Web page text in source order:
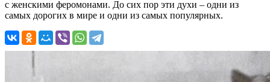
с женскими феромонами. До сих пор эти духи – одни из
самых дорогих в мире и одни из самых популярных.